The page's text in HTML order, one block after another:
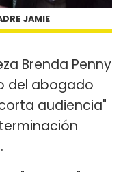
JAMIE
Brenda Penny
del abogado
audiencia"